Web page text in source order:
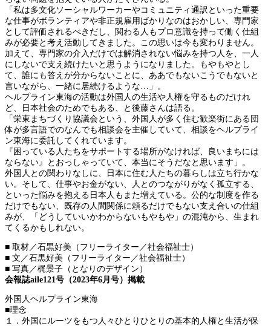
「私は多文化ソーシャルワーカーやコミュニティ通訳といった重要
な仕事がボランティアや非正規雇用ばかりなのはおかしい、専門家
として評価されるべきだし、関わる人もプロ意識を持って働く仕組
みが必要と考え活動してきました。この思いは今も変わりません。
加えて、専門家の介入だけでは解消されない悩みを持つ人を、一人
にしないで支え続けたいと思うようになりました。もやもやとし
て、誰にも答えが分からないことに、ああでもないこうでもないと
言いながら、一緒に居続けるような…」。
ヘルプライン東海の活動は外国人の生活や人権を守るものだけれ
ど、日本社会のためでもある、と後藤さんは語る。
「栄東まちづくり協議会という、外国人が多く住む歓楽街にある団
体が多言語でのなんでも相談会を主催していて、相談をヘルプライ
ン東海に委託してくれています。
『困っている人たちをサポートする場所がなければ、良いまちには
ならない』とおっしゃっていて、本当にそうだなと思います」。
外国人との関わりなしに、日本に住む人たちの暮らしは立ち行かな
い。そして、仕事やお金がない、人とのつながりがなく孤立する、
といった悩みを抱える日本人もまた増えている。公的な制度を作る
だけでもない、既存の人間関係に頼るだけでもない支え合いの仕組
みが、「どうしていいかわからないもやもや」の混沌から、生まれ
てくるかもしれない。
■ 取材／石黒好美（フリーライター／社会福祉士）
■ 文／石黒好美（フリーライター／社会福祉士）
■ 写真／梶景子（となりのデザイン）
会報誌aile121号（2023年6月号）掲載
外国人ヘルプライン東海
■理念
１．外国にルーツをもつ人々ひとりひとりの基本的人権と生活が保